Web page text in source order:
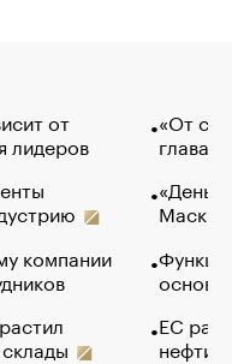
от
лидеров
компании
«От
глава
Маск в
основ
ЕС
нефти